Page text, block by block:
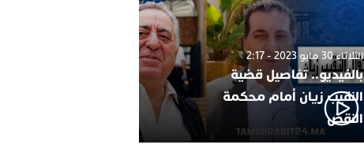
الثلاثاء 30 مايو 2023 - 2:17
بالفيديو.. تفاصيل قضية
النقيب زيان أمام محكمة
النقض